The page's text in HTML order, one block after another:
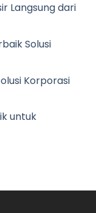
Langsung dari
Solusi
Korporasi
untuk